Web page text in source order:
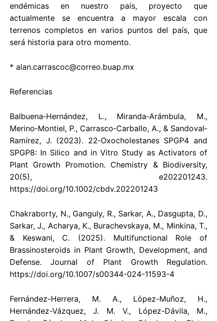
endémicas en nuestro país, proyecto que
actualmente se encuentra a mayor escala con
terrenos completos en varios puntos del país, que
será historia para otro momento.
* alan.carrascoc@correo.buap.mx
Referencias
Balbuena‐Hernández, L., Miranda‐Arámbula, M.,
Merino‐Montiel, P., Carrasco‐Carballo, A., & Sandoval‐
Ramírez, J. (2023). 22‐Oxocholestanes SPGP4 and
SPGP8: In Silico and in Vitro Study as Activators of
Plant Growth Promotion. Chemistry & Biodiversity,
20(5), e202201243.
https://doi.org/10.1002/cbdv.202201243
Chakraborty, N., Ganguly, R., Sarkar, A., Dasgupta, D.,
Sarkar, J., Acharya, K., Burachevskaya, M., Minkina, T.,
& Keswani, C. (2025). Multifunctional Role of
Brassinosteroids in Plant Growth, Development, and
Defense. Journal of Plant Growth Regulation.
https://doi.org/10.1007/s00344-024-11593-4
Fernández-Herrera, M. A., López-Muñoz, H.,
Hernández-Vázquez, J. M. V., López-Dávila, M.,